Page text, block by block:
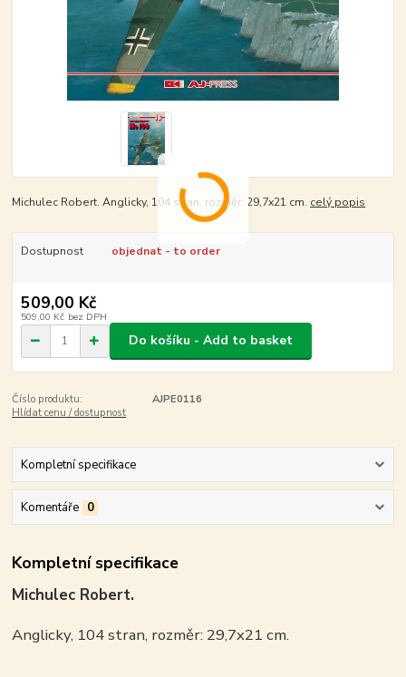
Michulec Robert. Anglicky, 104 stran, rozměr: 29,7x21 cm. celý popis
Dostupnost objednat - to order
509,00 Kč
509,00 Kč bez DPH
Do košíku - Add to basket
Číslo produktu:
AJPE0116
Hlídat cenu / dostupnost
Kompletní specifikace
Komentáře 0
Kompletní specifikace
Michulec Robert.
Anglicky, 104 stran, rozměr: 29,7x21 cm.